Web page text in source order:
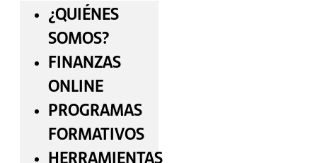
¿QUIÉNES
SOMOS?
FINANZAS
ONLINE
PROGRAMAS
FORMATIVOS
HERRAMIENTAS